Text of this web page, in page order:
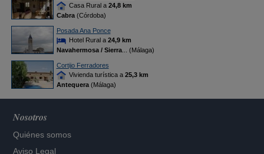
Casa Rural a 24,8 km
Cabra(Córdoba)
Posada Ana Ponce
Hotel Rural a 24,9 km
Navahermosa / Sierra... (Málaga)
Cortijo Ferradores
Vivienda turística a 25,3 km
Antequera(Málaga)
Nosotros
Quiénes somos
Aviso Legal